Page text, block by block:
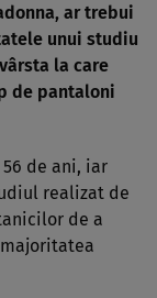
ar trebui
unui studiu
la care
de pantaloni
56 de ani, iar
realizat de
de a